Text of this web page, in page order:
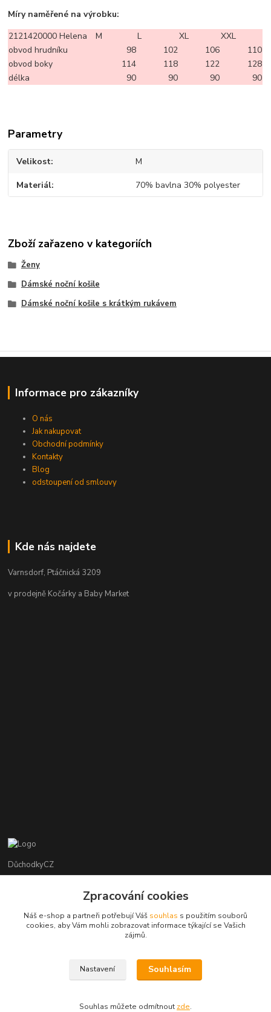
Míry naměřené na výrobku:
2121420000 Helena
M L XL
XXL
obvod hrudníku
98 102 106
110
obvod boky
114 118 122
128
délka
90 90 90 90
Parametry
Velikost M
Materiál 70% bavlna 30% polyester
Zboží zařazeno v kategoriích
Ženy
Dámské noční košile
Dámské noční košile s krátkým rukávem
Informace pro zákazníky
O nás
Jak nakupovat
Obchodní podmínky
Kontakty
Blog
odstoupení od smlouvy
Kde nás najdete
Varnsdorf, Ptáčnická 3209
v prodejně Kočárky a Baby Market
DůchodkyCZ
+420 412384749
objednavky@duchodky.cz
Zpracování cookies
Náš e-shop a partneři potřebují Váš souhlas s použitím souborů
cookies, aby Vám mohli zobrazovat informace týkající se Vašich
zájmů.
Nastavení Souhlasím
Souhlas můžete odmítnout zde.